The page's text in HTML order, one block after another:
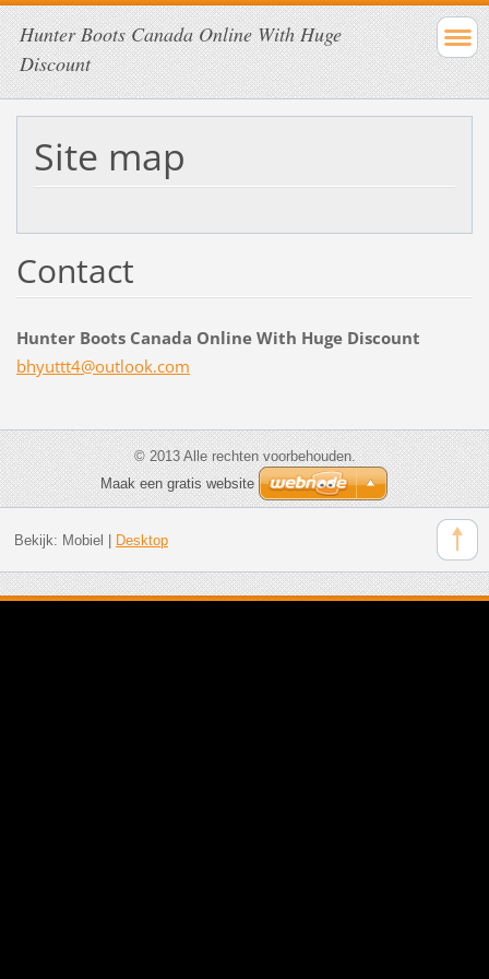
Hunter Boots Canada Online With Huge
Discount
Site map
Contact
Hunter Boots Canada Online With Huge Discount
bhyuttt4@outlook.com
© 2013 Alle rechten voorbehouden.
Maak een gratis website
Bekijk: Mobiel Desktop